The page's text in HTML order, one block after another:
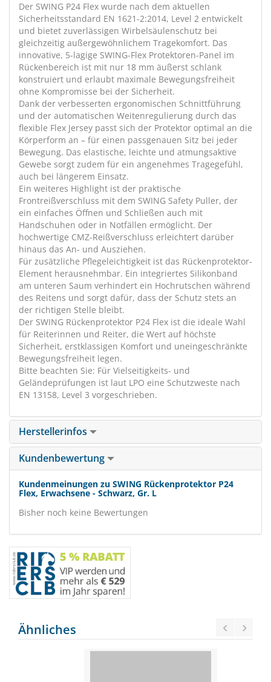
Der SWING P24 Flex wurde nach dem aktuellen
Sicherheitsstandard EN 1621-2:2014, Level 2 entwickelt
und bietet zuverlässigen Wirbelsäulenschutz bei
gleichzeitig außergewöhnlichem Tragekomfort. Das
innovative, 5-lagige SWING-Flex Protektoren-Panel im
Rückenbereich ist mit nur 18 mm äußerst schlank
konstruiert und erlaubt maximale Bewegungsfreiheit
ohne Kompromisse bei der Sicherheit.
Dank der verbesserten ergonomischen Schnittführung
und der automatischen Weitenregulierung durch das
flexible Flex Jersey passt sich der Protektor optimal an die
Körperform an – für einen passgenauen Sitz bei jeder
Bewegung. Das elastische, leichte und atmungsaktive
Gewebe sorgt zudem für ein angenehmes Tragegefühl,
auch bei längerem Einsatz.
Ein weiteres Highlight ist der praktische
Frontreißverschluss mit dem SWING Safety Puller, der
ein einfaches Öffnen und Schließen auch mit
Handschuhen oder in Notfällen ermöglicht. Der
hochwertige CMZ-Reißverschluss erleichtert darüber
hinaus das An- und Ausziehen.
Für zusätzliche Pflegeleichtigkeit ist das Rückenprotektor-
Element herausnehmbar. Ein integriertes Silikonband
am unteren Saum verhindert ein Hochrutschen während
des Reitens und sorgt dafür, dass der Schutz stets an
der richtigen Stelle bleibt.
Der SWING Rückenprotektor P24 Flex ist die ideale Wahl
für Reiterinnen und Reiter, die Wert auf höchste
Sicherheit, erstklassigen Komfort und uneingeschränkte
Bewegungsfreiheit legen.
Bitte beachten Sie: Für Vielseitigkeits- und
Geländeprüfungen ist laut LPO eine Schutzweste nach
EN 13158, Level 3 vorgeschrieben.
Herstellerinfos
Kundenbewertung
Kundenmeinungen zu SWING Rückenprotektor P24
Flex, Erwachsene - Schwarz, Gr. L
Bisher noch keine Bewertungen
Ähnliches